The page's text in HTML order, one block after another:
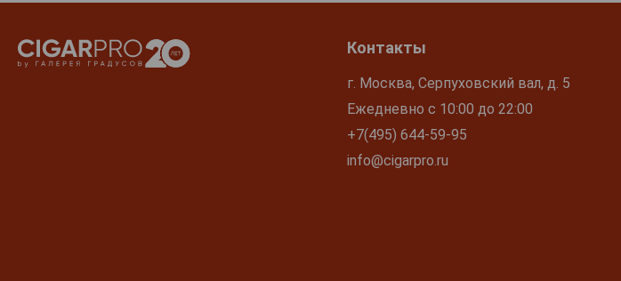
Контакты
г. Москва, Серпуховский вал, д. 5
Ежедневно с 10:00 до 22:00
+7(495) 644-59-95
info@cigarpro.ru